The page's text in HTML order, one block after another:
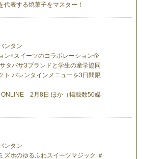
代表する焼菓子をマスター！
ンタン
ン×スイーツのコラボレーション企
タバサ3ブランドと学生の産学協同
ト バレンタインメニューを3日間限
ONLINE 2月8日 ほか（掲載数50媒
ンタン
ズホのゆるふわスイーツマジック ＃